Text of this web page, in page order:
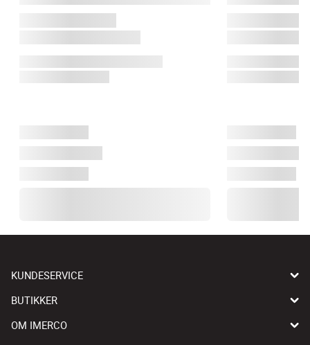
KUNDESERVICE
BUTIKKER
OM IMERCO